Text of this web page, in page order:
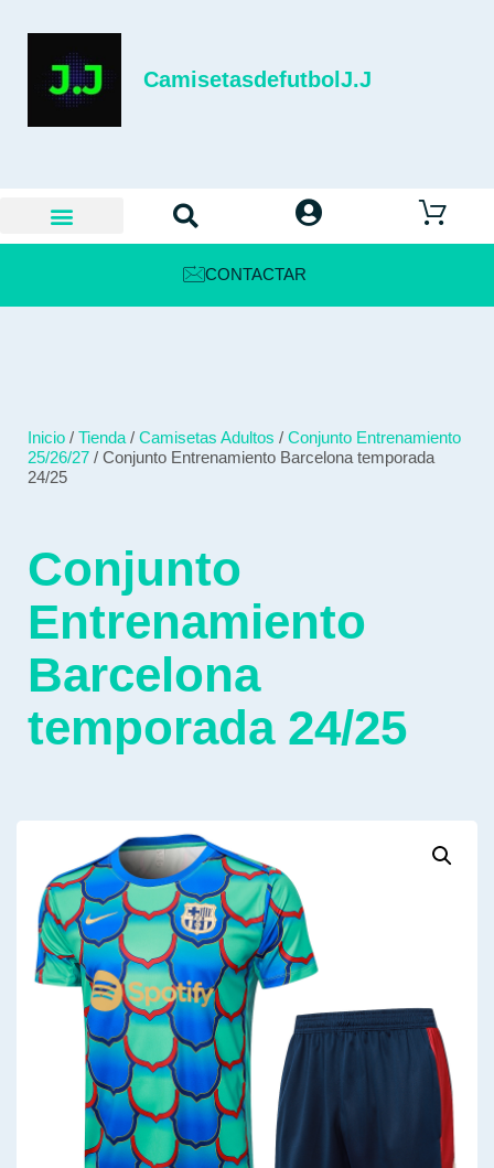
CamisetasdefutbolJ.J
CONTACTAR
Inicio / Tienda / Camisetas Adultos / Conjunto Entrenamiento
25/26/27 / Conjunto Entrenamiento Barcelona temporada
24/25
Conjunto
Entrenamiento
Barcelona
temporada 24/25